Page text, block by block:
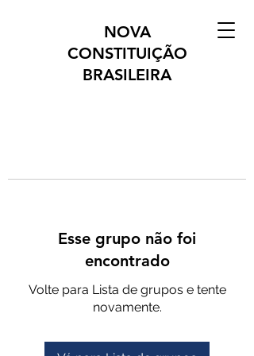
NOVA
CONSTITUIÇÃO
BRASILEIRA
Esse grupo não foi
encontrado
Volte para Lista de grupos e tente
novamente.